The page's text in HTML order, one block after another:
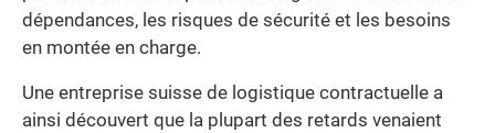
dépendances, les risques de sécurité et les besoins
en montée en charge.
Une entreprise suisse de logistique contractuelle a
ainsi découvert que la plupart des retards venaient